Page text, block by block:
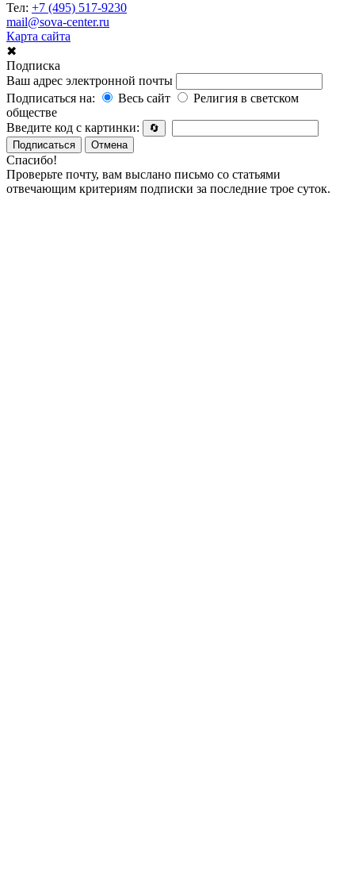
Тел: +7 (495) 517-9230
mail@sova-center.ru
Карта сайта
✖
Подписка
Ваш адрес электронной почты
Подписаться на:
Весь сайт
Религия в светском
обществе
Введите код с картинки:
🔄
Подписаться
Отмена
Спасибо!
Проверьте почту, вам выслано письмо со статьями
отвечающим критериям подписки за последние трое суток.